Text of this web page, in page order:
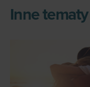
Inne tematy